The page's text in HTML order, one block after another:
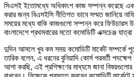
সিএসই ইতোমধ্যে অধিকাংশ কাজ সম্পন্ন করেছে
করার জন্য বিএসইসি নীতিগত ভাবে সম্মত জানিয়ে
সময়ের মধ্যে বাকি কাজগুলো সম্পন্ন করে ফিউচারস
বাংলাদেশে প্রথমবারের মতো কমোডিটি এক্সচেঞ্জ
দুদিন আসলে খুব কম সময় কমোডিটি মার্কেট সম্পর্কে
তারিক বলেন, এ ধরনের বুনিয়াদি কোর্স পরবর্তী
আশা করছি, এই প্রশিক্ষণের মাধ্যমে জানা